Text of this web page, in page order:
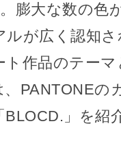
膨大な数の色
が広く認知
作品のテー
PANTONEの
」を紹